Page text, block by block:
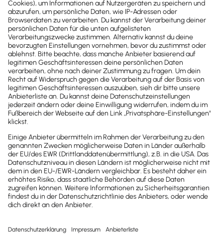
Newsletter
Brandheiße
News direkt in
dein Postfach
wichtige News zu
Gesetzesänderungen,
hilfreiche Praxis-Tipps und
kostenlose Tools für
Unternehmen erhalten?
Dann abonniere unseren